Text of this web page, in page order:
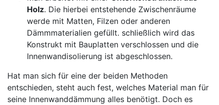
Holz. Die hierbei entstehende Zwischenräume
werde mit Matten, Filzen oder anderen
Dämmmaterialien gefüllt. schließlich wird das
Konstrukt mit Bauplatten verschlossen und die
Innenwandisolierung ist abgeschlossen.
Hat man sich für eine der beiden Methoden
entschieden, steht auch fest, welches Material man für
seine Innenwanddämmung alles benötigt. Doch es